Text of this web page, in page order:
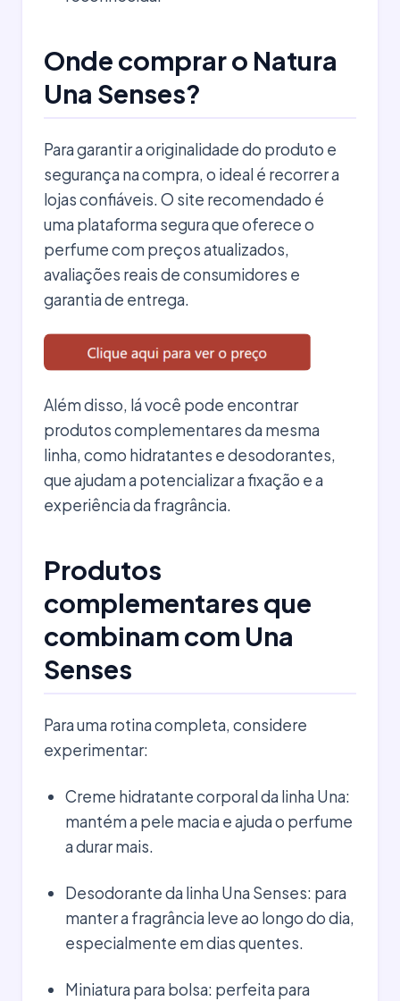
Onde comprar o Natura
Una Senses?
Para garantir a originalidade do produto e
segurança na compra, o ideal é recorrer a
lojas confiáveis. O site recomendado é
uma plataforma segura que oferece o
perfume com preços atualizados,
avaliações reais de consumidores e
garantia de entrega.
Além disso, lá você pode encontrar
produtos complementares da mesma
linha, como hidratantes e desodorantes,
que ajudam a potencializar a fixação e a
experiência da fragrância.
Produtos
complementares que
combinam com Una
Senses
Para uma rotina completa, considere
experimentar:
Creme hidratante corporal da linha Una:
mantém a pele macia e ajuda o perfume
a durar mais.
Desodorante da linha Una Senses: para
manter a fragrância leve ao longo do dia,
especialmente em dias quentes.
Miniatura para bolsa: perfeita para